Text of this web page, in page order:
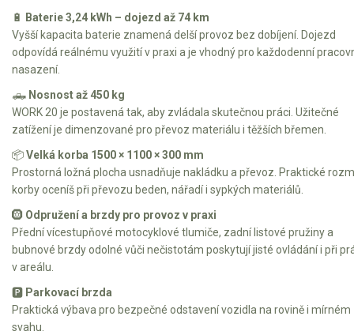
🔋
Baterie 3,24 kWh – dojezd až 74 km
Vyšší kapacita baterie znamená delší provoz bez dobíjení. Dojezd
odpovídá reálnému využití v praxi a je vhodný pro každodenní
nasazení.
🛻 Nosnost až 450 kg
WORK 20 je postavená tak, aby zvládala skutečnou práci. Užitečné
zatížení je dimenzované pro převoz materiálu i těžších břemen.
📦Velká korba 1500 × 1100 × 300 mm
Prostorná ložná plocha usnadňuje nakládku a převoz. Praktické
korby oceníš při převozu beden, nářadí i sypkých materiálů.
🛞 Odpružení a brzdy pro provoz v praxi
Přední vícestupňové motocyklové tlumiče, zadní listové pružiny a
bubnové brzdy odolné vůči nečistotám poskytují jisté ovládání i při
v areálu.
🅿️ Parkovací brzda
Praktická výbava pro bezpečné odstavení vozidla na rovině i mírném
svahu.